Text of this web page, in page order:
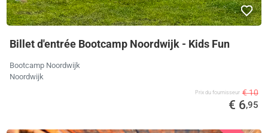
Billet d'entrée Bootcamp Noordwijk - Kids Fun
Bootcamp Noordwijk
Noordwijk
Prix ​​du fournisseur € 10
€ 6,95